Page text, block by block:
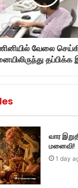
வேலை
வார
மனைவி!
1 day